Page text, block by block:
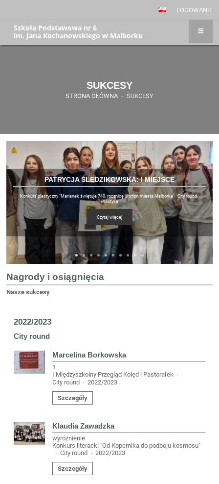
LOGOWANIE
Szkoła Podstawowa nr 6
im. Jana Kochanowskiego w Malborku
SUKCESY
STRONA GŁÓWNA - SUKCESY
PATRYCJA ŚLEDZIKOWSKA: I MIEJSCE
Konkurs plastyczny "Marianek świętuje 740. rocznicę urodzin miasta Malborka" · City round ·
Plastyka
Czytaj więcej
Nagrody i osiągnięcia
Nasze sukcesy
2022/2023
City round
Marcelina Borkowska
1
I Międzyszkolny Przegląd Kolęd i Pastorałek ·
City round · 2022/2023
Szczegóły
Klaudia Zawadzka
wyróżnienie
Konkurs literacki "Od Kopernika do podboju kosmosu"
· City round · 2022/2023
Szczegóły